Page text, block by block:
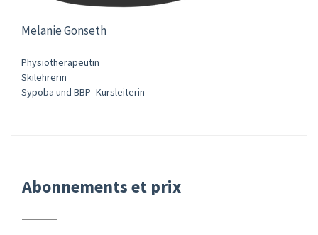
Melanie Gonseth
Physiotherapeutin
Skilehrerin
Sypoba und BBP- Kursleiterin
Abonnements et prix